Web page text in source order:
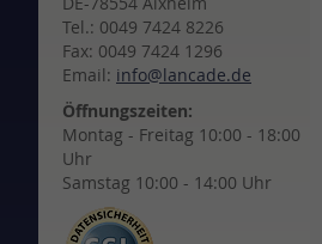
Tel.: 0049 7424 8226
Fax: 0049 7424 1296
Email: info@lancade.de
Öffnungszeiten:
Montag - Freitag 10:00 - 18:00
Uhr
Samstag 10:00 - 14:00 Uhr